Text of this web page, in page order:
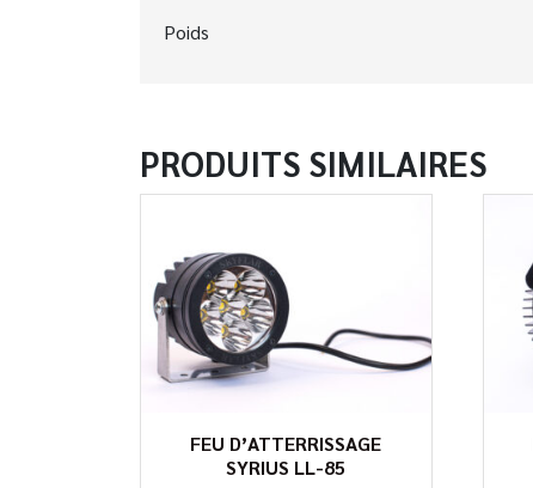
Poids
PRODUITS SIMILAIRES
FEU D’ATTERRISSAGE
SYRIUS LL-85